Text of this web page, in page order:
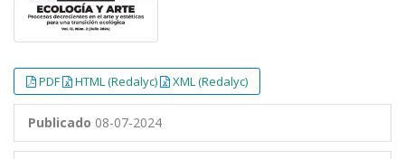
PDF HTML (Redalyc) XML (Redalyc)
Publicado 08-07-2024